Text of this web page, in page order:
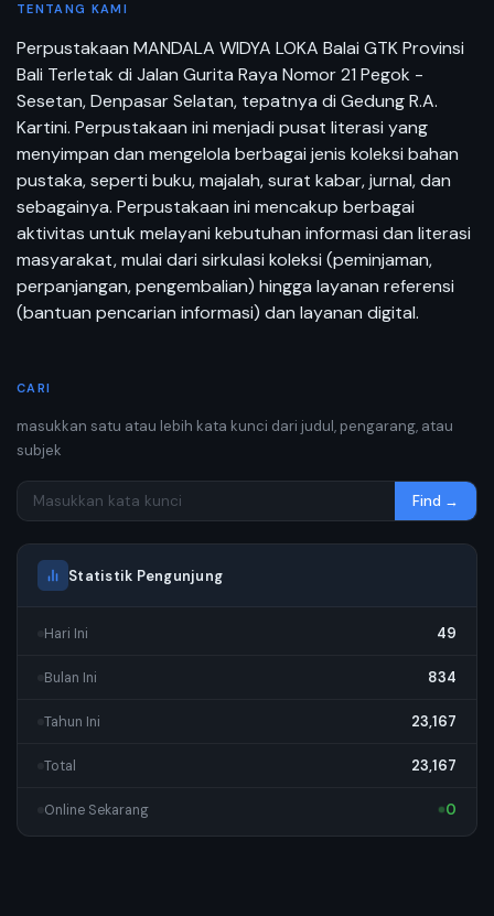
TENTANG KAMI
Perpustakaan MANDALA WIDYA LOKA Balai GTK Provinsi
Bali Terletak di Jalan Gurita Raya Nomor 21 Pegok -
Sesetan, Denpasar Selatan, tepatnya di Gedung R.A.
Kartini. Perpustakaan ini menjadi pusat literasi yang
menyimpan dan mengelola berbagai jenis koleksi bahan
pustaka, seperti buku, majalah, surat kabar, jurnal, dan
sebagainya. Perpustakaan ini mencakup berbagai
aktivitas untuk melayani kebutuhan informasi dan literasi
masyarakat, mulai dari sirkulasi koleksi (peminjaman,
perpanjangan, pengembalian) hingga layanan referensi
(bantuan pencarian informasi) dan layanan digital.
CARI
masukkan satu atau lebih kata kunci dari judul, pengarang, atau
subjek
Find →
Statistik Pengunjung
Hari Ini 49
Bulan Ini 834
Tahun Ini 23,167
Total 23,167
Online Sekarang 0